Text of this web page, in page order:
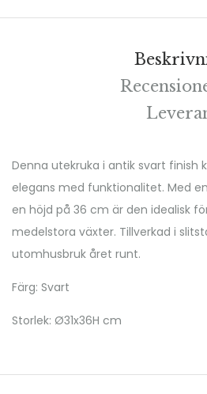
Denna utekruka i antik svart finish
elegans med funktionalitet. Med
en höjd på 36 cm är den idealisk
medelstora växter. Tillverkad i
utomhusbruk året runt.
Färg: Svart
Storlek: Ø31x36H cm